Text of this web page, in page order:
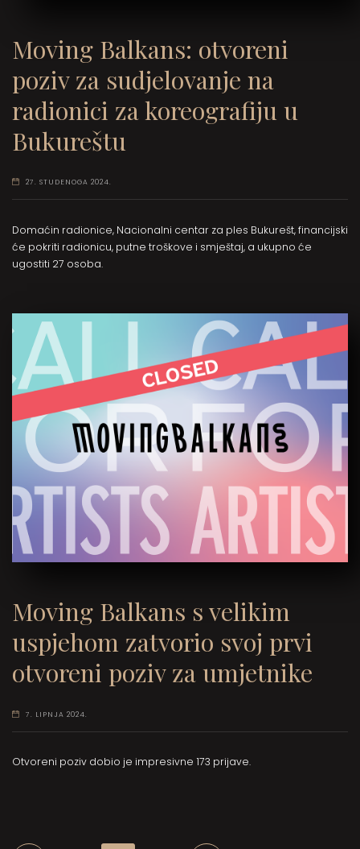
Moving Balkans: otvoreni
poziv za sudjelovanje na
radionici za koreografiju u
Bukureštu
27. STUDENOGA 2024.
Domaćin radionice, Nacionalni centar za ples Bukurešt, financijski
će pokriti radionicu, putne troškove i smještaj, a ukupno će
ugostiti 27 osoba.
Moving Balkans s velikim
uspjehom zatvorio svoj prvi
otvoreni poziv za umjetnike
7. LIPNJA 2024.
Otvoreni poziv dobio je impresivne 173 prijave.